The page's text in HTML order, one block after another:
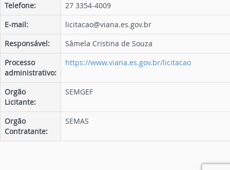
Telefone:
27 3354-4009
E-mail:
licitacao@viana.es.gov.br
Responsável:
Sâmela Cristina de Souza
Processo
administrativo:
https://www.viana.es.gov.br/licitacao
Orgão
Licitante:
SEMGEF
Orgão
Contratante:
SEMAS